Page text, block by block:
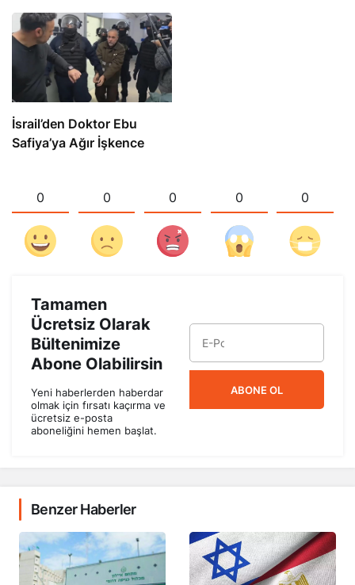
İsrail’den Doktor Ebu
Safiya’ya Ağır İşkence
0 0 0 0 0
Tamamen
Ücretsiz Olarak
Bültenimize
Abone Olabilirsin
Yeni haberlerden haberdar
olmak için fırsatı kaçırma ve
ücretsiz e-posta
aboneliğini hemen başlat.
ABONE OL
Benzer Haberler